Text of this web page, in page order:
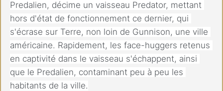
Predalien, décime un vaisseau Predator, mettant
hors d'état de fonctionnement ce dernier, qui
s'écrase sur Terre, non loin de Gunnison, une ville
américaine. Rapidement, les face-huggers retenus
en captivité dans le vaisseau s'échappent, ainsi
que le Predalien, contaminant peu à peu les
habitants de la ville.